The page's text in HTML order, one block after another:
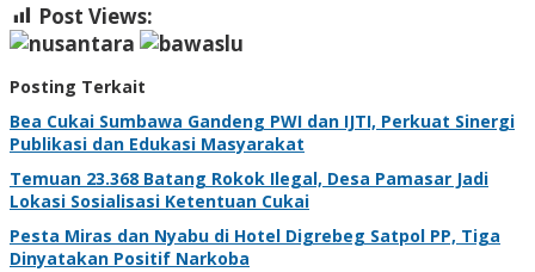
Post Views:
Posting Terkait
Bea Cukai Sumbawa Gandeng PWI dan IJTI, Perkuat Sinergi
Publikasi dan Edukasi Masyarakat
Temuan 23.368 Batang Rokok Ilegal, Desa Pamasar Jadi
Lokasi Sosialisasi Ketentuan Cukai
Pesta Miras dan Nyabu di Hotel Digrebeg Satpol PP, Tiga
Dinyatakan Positif Narkoba